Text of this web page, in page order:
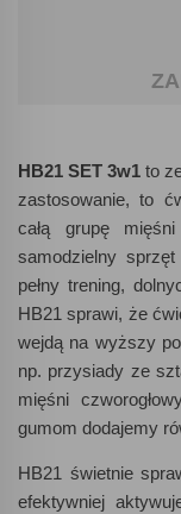
HB21 SET 3w1 to
zastosowanie, to
całą grupę
samodzielny
pełny trening,
HB21 sprawi, że
wejdą na wyższy
np. przysiady ze
mięśni
gumom dodajemy
HB21 świetnie
efektywniej